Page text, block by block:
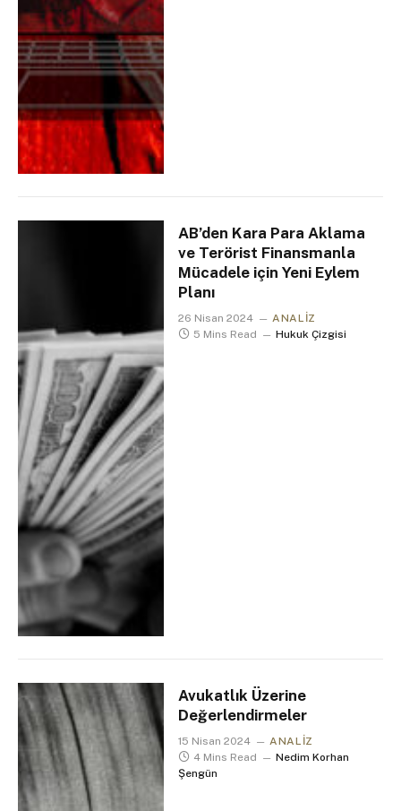
AB’den Kara Para Aklama
ve Terörist Finansmanla
Mücadele için Yeni Eylem
Planı
26 Nisan 2024
ANALIZ
5 Mins Read
Hukuk Çizgisi
Avukatlık Üzerine
Değerlendirmeler
15 Nisan 2024
ANALIZ
4 Mins Read
Nedim Korhan
Şengün